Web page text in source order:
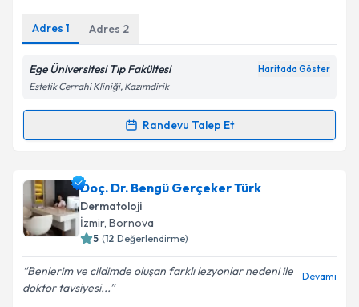
kapsamda işlenmesini kabul ediyorum.
Takvim Talebini Gönder
Adres 1 Adres 2
Ege Üniversitesi Tıp Fakültesi Haritada Göster
Estetik Cerrahi Kliniği, Kazımdirik
Randevu Talep Et
Randevu Takvimi Talebi
Prof. Dr. Ufuk Bilkayiçin randevu takvimi talebi
oluşturun. Size bu uzmandan randevu almanız için bir
takvim hazırlandığında e-posta ile bilgilendireceğiz.
Doç. Dr. Bengü Gerçeker Türk
Dermatoloji
İzmir, Bornova
5 (12 Değerlendirme)
Benlerim ve cildimde oluşan farklı lezyonlar nedeni ile
doktor tavsiyesi...
Devamı